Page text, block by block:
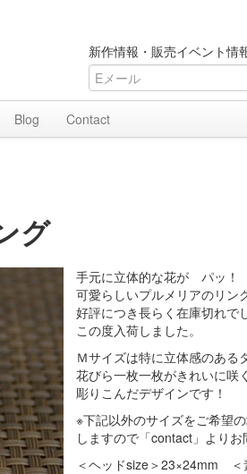
新作情報・販売イベント情
Blog Contact
グ
手元に立体的な花が パッ！
可愛らしいプルメリアのリング
好評につき長らく在庫切れで
この度入荷しました。
Ｍサイズは特に立体感のある
花びら一枚一枚がきれいに咲
彫りこんだデザインです！
※下記以外のサイズをご希望
しますので「contact」よりお
＜ヘッドsize＞23×24mm ＜